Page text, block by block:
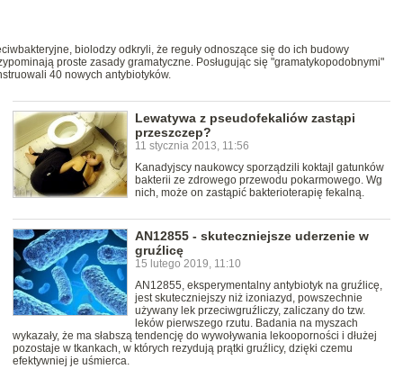
biolodzy odkryli, że reguły odnoszące się do ich budowy
proste zasady gramatyczne. Posługując się "gramatykopodobnymi"
40 nowych antybiotyków.
Lewatywa z pseudofekaliów zastąpi
przeszczep?
11 stycznia 2013, 11:56
Kanadyjscy naukowcy sporządzili koktajl gatunków
bakterii ze zdrowego przewodu pokarmowego. Wg
nich, może on zastąpić bakterioterapię fekalną.
AN12855 - skuteczniejsze uderzenie w
gruźlicę
15 lutego 2019, 11:10
AN12855, eksperymentalny antybiotyk na gruźlicę,
jest skuteczniejszy niż izoniazyd, powszechnie
używany lek przeciwgruźliczy, zaliczany do tzw.
leków pierwszego rzutu. Badania na myszach
wykazały, że ma słabszą tendencję do wywoływania lekooporności i dłużej
pozostaje w tkankach, w których rezydują prątki gruźlicy, dzięki czemu
efektywniej je uśmierca.